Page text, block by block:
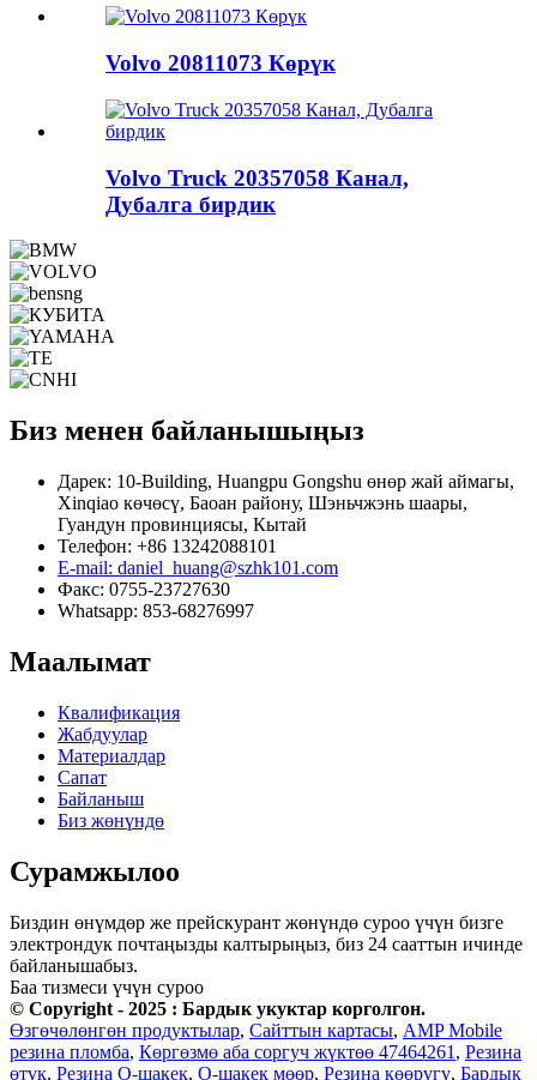
Volvo 20811073 Көрүк
Volvo Truck 20357058 Канал,
Дубалга бирдик
Биз менен байланышыңыз
Дарек: 10-Building, Huangpu Gongshu өнөр жай аймагы,
Xinqiao көчөсү, Баоан району, Шэньчжэнь шаары,
Гуандун провинциясы, Кытай
Телефон: +86 13242088101
E-mail: daniel_huang@szhk101.com
Факс: 0755-23727630
Whatsapp: 853-68276997
Маалымат
Квалификация
Жабдуулар
Материалдар
Сапат
Байланыш
Биз жөнүндө
Сурамжылоо
Биздин өнүмдөр же прейскурант жөнүндө суроо үчүн бизге
электрондук почтаңызды калтырыңыз, биз 24 сааттын ичинде
байланышабыз.
Баа тизмеси үчүн суроо
© Copyright - 2025 : Бардык укуктар корголгон.
Өзгөчөлөнгөн продуктылар, Сайттын картасы, AMP Mobile
резина пломба, Көргөзмө аба соргуч жүктөө 47464261 , Резина
өтүк, Резина O-шакек, O-шакек мөөр, Резина көөрүгү, Бардык